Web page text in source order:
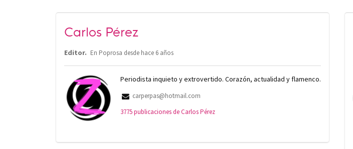
Carlos Pérez
Editor. En Poprosa desde hace 6 años
Periodista inquieto y extrovertido. Corazón, actualidad y flamenco.
carperpas@hotmail.com
3775 publicaciones de Carlos Pérez